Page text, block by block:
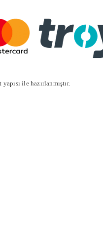
ile hazırlanmıştır.